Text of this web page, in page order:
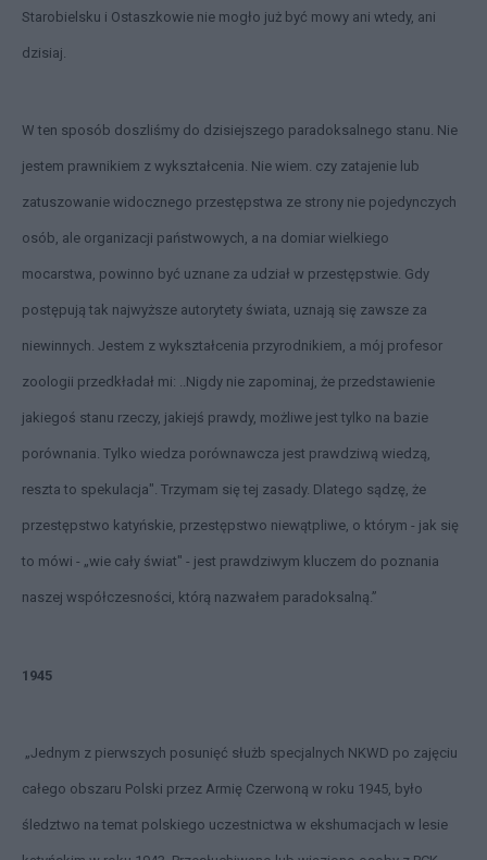
Starobielsku i Ostaszkowie nie mogło już być mowy ani wtedy, ani
dzisiaj.
W ten sposób doszliśmy do dzisiejszego paradoksalnego stanu. Nie
jestem prawnikiem z wykształcenia. Nie wiem. czy zatajenie lub
zatuszowanie widocznego przestępstwa ze strony nie pojedynczych
osób, ale organizacji państwowych, a na domiar wielkiego
mocarstwa, powinno być uznane za udział w przestępstwie. Gdy
postępują tak najwyższe autorytety świata, uznają się zawsze za
niewinnych. Jestem z wykształcenia przyrodnikiem, a mój profesor
zoologii przedkładał mi: ..Nigdy nie zapominaj, że przedstawienie
jakiegoś stanu rzeczy, jakiejś prawdy, możliwe jest tylko na bazie
porównania. Tylko wiedza porównawcza jest prawdziwą wiedzą,
reszta to spekulacja". Trzymam się tej zasady. Dlatego sądzę, że
przestępstwo katyńskie, przestępstwo niewątpliwe, o którym - jak się
to mówi - „wie cały świat" - jest prawdziwym kluczem do poznania
naszej współczesności, którą nazwałem paradoksalną.”
1945
„Jednym z pierwszych posunięć służb specjalnych NKWD po zajęciu
całego obszaru Polski przez Armię Czerwoną w roku 1945, było
śledztwo na temat polskiego uczestnictwa w ekshumacjach w lesie